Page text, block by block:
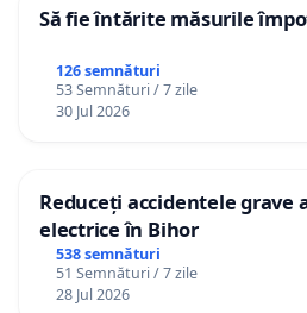
Să fie întărite măsurile
126 semnături
53 Semnături / 7 zile
30 Jul 2026
Reduceți accidentele
electrice în Bihor
538 semnături
51 Semnături / 7 zile
28 Jul 2026